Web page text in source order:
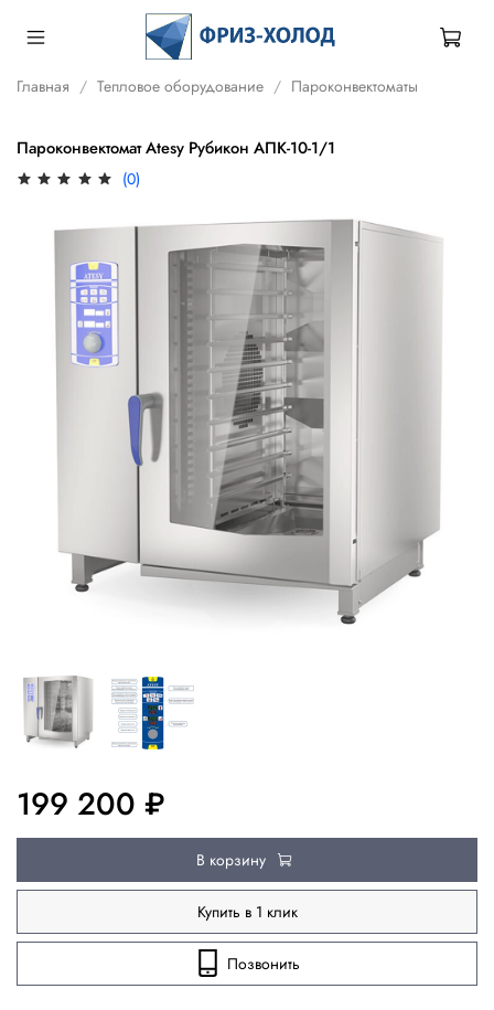
Главная Тепловое оборудование Пароконвектоматы
Пароконвектомат Atesy Рубикон АПК-10-1/1
(0)
199 200 ₽
В корзину
Купить в 1 клик
Позвонить